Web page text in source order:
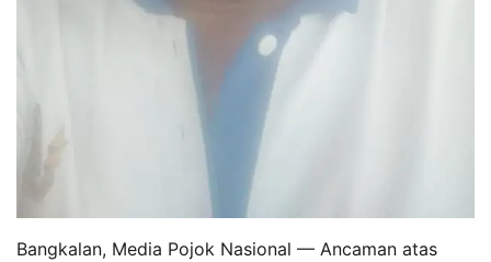
Bangkalan, Media Pojok Nasional — Ancaman atas